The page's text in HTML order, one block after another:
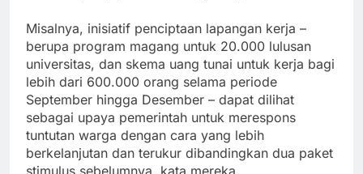
Misalnya, inisiatif penciptaan lapangan kerja –
berupa program magang untuk 20.000 lulusan
universitas, dan skema uang tunai untuk kerja bagi
lebih dari 600.000 orang selama periode
September hingga Desember – dapat dilihat
sebagai upaya pemerintah untuk merespons
tuntutan warga dengan cara yang lebih
berkelanjutan dan terukur dibandingkan dua paket
stimulus sebelumnya, kata mereka.